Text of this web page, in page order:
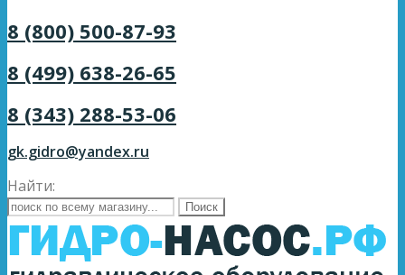
8 (800) 500-87-93
8 (499) 638-26-65
8 (343) 288-53-06
gk.gidro@yandex.ru
Найти: